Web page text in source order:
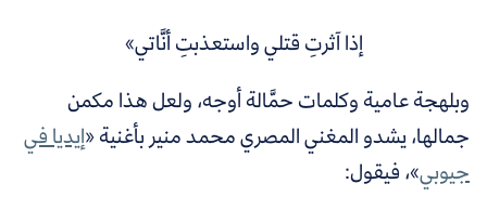
إذا آثرتِ قتلي واستعذبتِ أنَّاتي»
وبلهجة عامية وكلمات حمَّالة أوجه، ولعل هذا مكمن
جمالها، يشدو المغني المصري محمد منير بأغنية «إيديا في
جيوبي»، فيقول: